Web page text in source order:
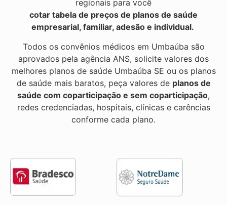
regionais para você
cotar tabela de preços de planos de saúde
empresarial, familiar, adesão e individual.
Todos os convênios médicos em Umbaúba são
aprovados pela agência ANS, solicite valores dos
melhores planos de saúde Umbaúba SE ou os planos
de saúde mais baratos, peça valores de planos de
saúde com coparticipação e sem coparticipação,
redes credenciadas, hospitais, clínicas e carências
conforme cada plano.